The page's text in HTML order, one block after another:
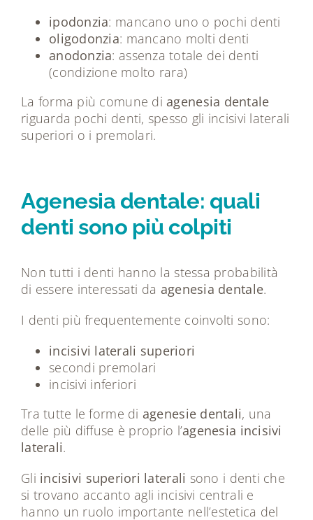
ipodonzia: mancano uno o pochi denti
oligodonzia: mancano molti denti
anodonzia: assenza totale dei denti
(condizione molto rara)
La forma più comune di agenesia dentale
riguarda pochi denti, spesso gli incisivi laterali
superiori o i premolari.
Agenesia dentale: quali
denti sono più colpiti
Non tutti i denti hanno la stessa probabilità
di essere interessati da agenesia dentale.
I denti più frequentemente coinvolti sono:
incisivi laterali superiori
secondi premolari
incisivi inferiori
Tra tutte le forme di agenesie dentali, una
delle più diffuse è proprio l’agenesia incisivi
laterali.
Gli incisivi superiori laterali sono i denti che
si trovano accanto agli incisivi centrali e
hanno un ruolo importante nell’estetica del